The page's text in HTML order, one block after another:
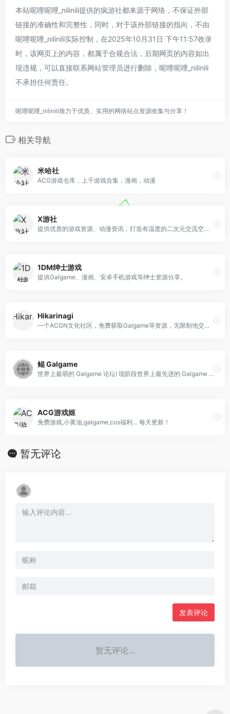
本站呢哩呢哩_nilinili提供的疯游社都来源于网络，不保证外部
链接的准确性和完整性，同时，对于该外部链接的指向，不由
呢哩呢哩_nilinili实际控制，在2025年10月31日 下午11:57收录
时，该网页上的内容，都属于合规合法，后期网页的内容如出
现违规，可以直接联系网站管理员进行删除，呢哩呢哩_nilinili
不承担任何责任。
呢哩呢哩_nilinili致力于优质、实用的网络站点资源收集与分享！
相关导航
米哈社
ACG游戏仓库，上千游戏合集，漫画，动漫
X游社
提供优质的游戏资源、动漫资讯，打造有温度的二次元交流空间。
1DM绅士游戏
提供Galgame、漫画、安卓手机游戏等绅士资源分享。
Hikarinagi
一个ACGN文化社区，免费获取Galgame等资源，无限制地交流和分享
鲲 Galgame
世界上最萌的 Galgame 论坛! 现阶段世界上最先进的 Galgame 资源发布网站! Galgame 下载! 为营造最好的氛围而努力! 永远不会有广告! 永远免费!
ACG游戏姬
免费游戏,小黄油,galgame,cos福利… 每天更新！
暂无评论
发表评论
暂无评论...